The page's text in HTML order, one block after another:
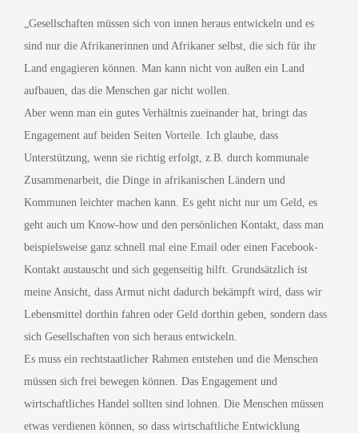
„Gesellschaften müssen sich von innen heraus entwickeln und es
sind nur die Afrikanerinnen und Afrikaner selbst, die sich für ihr
Land engagieren können. Man kann nicht von außen ein Land
aufbauen, das die Menschen gar nicht wollen.
Aber wenn man ein gutes Verhältnis zueinander hat, bringt das
Engagement auf beiden Seiten Vorteile. Ich glaube, dass
Unterstützung, wenn sie richtig erfolgt, z.B. durch kommunale
Zusammenarbeit, die Dinge in afrikanischen Ländern und
Kommunen leichter machen kann. Es geht nicht nur um Geld, es
geht auch um Know-how und den persönlichen Kontakt, dass man
beispielsweise ganz schnell mal eine Email oder einen Facebook-
Kontakt austauscht und sich gegenseitig hilft. Grundsätzlich ist
meine Ansicht, dass Armut nicht dadurch bekämpft wird, dass wir
Lebensmittel dorthin fahren oder Geld dorthin geben, sondern dass
sich Gesellschaften von sich heraus entwickeln.
Es muss ein rechtstaatlicher Rahmen entstehen und die Menschen
müssen sich frei bewegen können. Das Engagement und
wirtschaftliches Handel sollten sind lohnen. Die Menschen müssen
etwas verdienen können, so dass wirtschaftliche Entwicklung